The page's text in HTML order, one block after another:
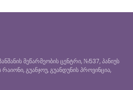
მეწარმეობის ცენტრი, №537, პანიუს
გუანჯოუ, გუანდუნის პროვინცია,